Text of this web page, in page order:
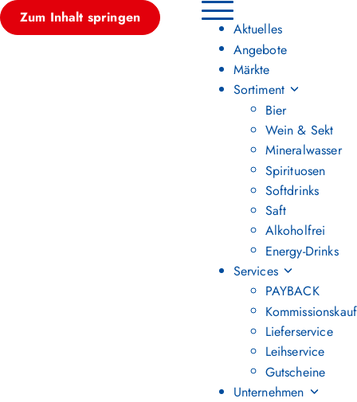
Zum Inhalt springen
Hauptmenü umschalten
Aktuelles
Angebote
Märkte
Sortiment
Bier
Wein & Sekt
Mineralwasser
Spirituosen
Softdrinks
Saft
Alkoholfrei
Energy-Drinks
Services
PAYBACK
Kommissionskauf
Lieferservice
Leihservice
Gutscheine
Unternehmen